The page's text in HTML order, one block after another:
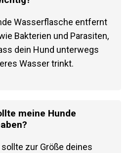
Wasserflasche entfernt
Bakterien und Parasiten,
dein Hund unterwegs
Wasser trinkt.
meine Hunde
zur Größe deines